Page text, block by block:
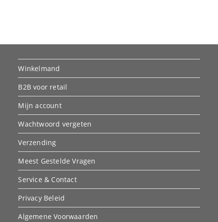
Winkelmand
B2B voor retail
Mijn account
Wachtwoord vergeten
Verzending
Meest Gestelde Vragen
Service & Contact
Privacy Beleid
Algemene Voorwaarden